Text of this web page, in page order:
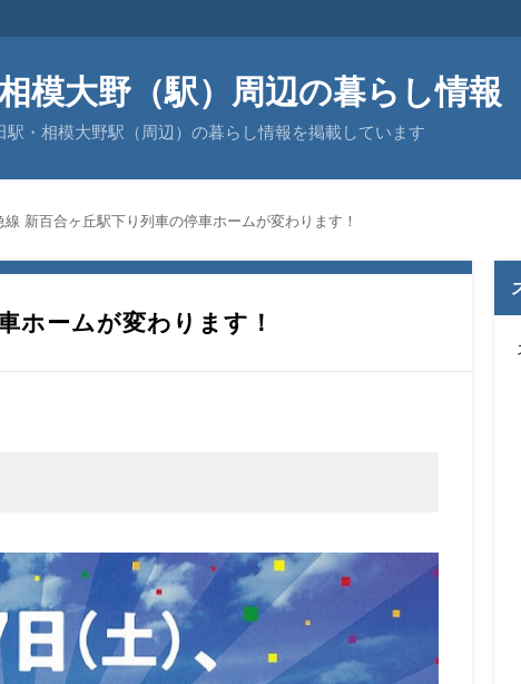
模大野（駅）周辺の暮らし情報
駅・相模大野駅（周辺）の暮らし情報を掲載しています
線 新百合ヶ丘駅下り列車の停車ホームが変わります！
ホームが変わります！